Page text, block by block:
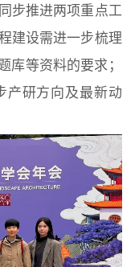
步推进两项重点工
建设需进一步梳理
库等资料的要求；
产研方向及最新动